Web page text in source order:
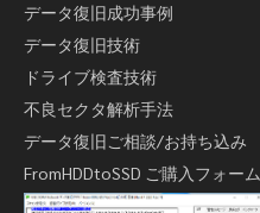
データ復旧成功事例
データ復旧技術
ドライブ検査技術
不良セクタ解析手法
データ復旧ご相談/お持ち込み
FromHDDtoSSD ご購入フォーム